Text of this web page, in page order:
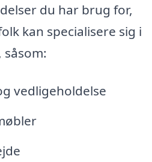
du har brug for,
kan specialisere sig i
vedligeholdelse